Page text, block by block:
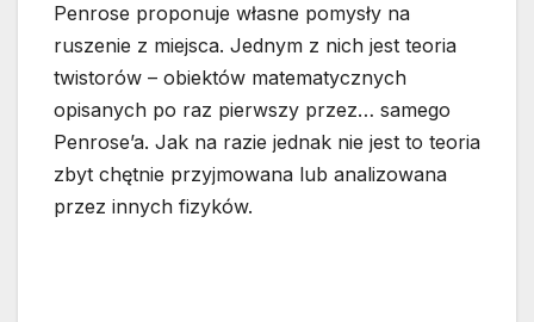
Penrose proponuje własne pomysły na
ruszenie z miejsca. Jednym z nich jest teoria
twistorów – obiektów matematycznych
opisanych po raz pierwszy przez… samego
Penrose’a. Jak na razie jednak nie jest to teoria
zbyt chętnie przyjmowana lub analizowana
przez innych fizyków.